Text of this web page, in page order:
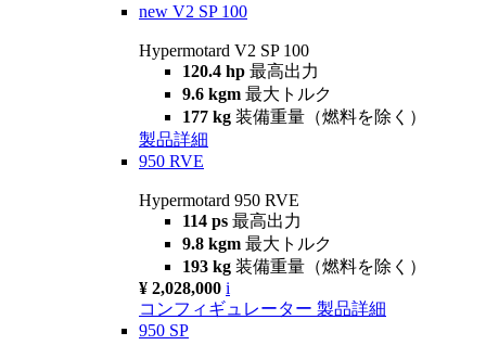
new V2 SP 100
Hypermotard V2 SP 100
120.4 hp 最高出力
9.6 kgm 最大トルク
177 kg 装備重量（燃料を除く）
製品詳細
950 RVE
Hypermotard 950 RVE
114 ps 最高出力
9.8 kgm 最大トルク
193 kg 装備重量（燃料を除く）
¥ 2,028,000 i
コンフィギュレーター 製品詳細
950 SP